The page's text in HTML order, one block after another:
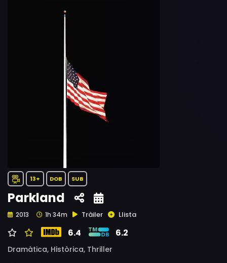
13+ DOB SUB
Parkland
2013 1h 34m Tràiler Llista
6.4 6.2
Dramàtica, Històrica, Thriller